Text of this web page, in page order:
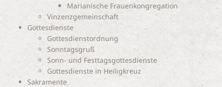
Marianische Frauenkongregation
Vinzenzgemeinschaft
Gottesdienste
Gottesdienstordnung
Sonntagsgruß
Sonn- und Festtagsgottesdienste
Gottesdienste in Heiligkreuz
Sakramente